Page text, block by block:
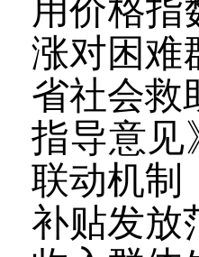
用价格指
涨对困难
省社会救
指导意见
联动机制
补贴发放